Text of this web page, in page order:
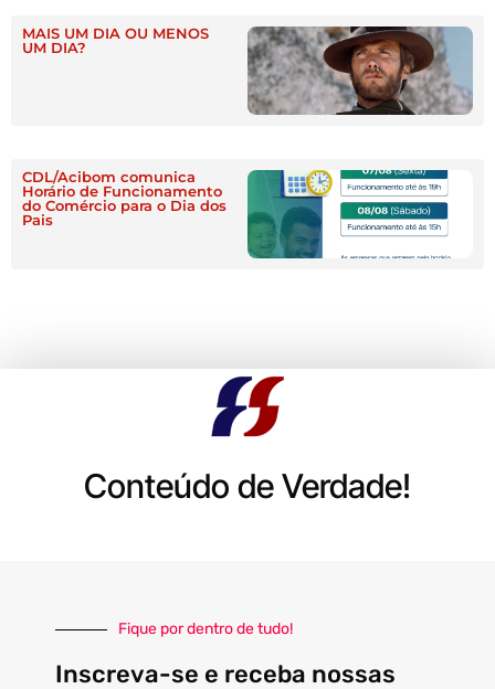
MAIS UM DIA OU MENOS
UM DIA?
CDL/Acibom comunica
Horário de Funcionamento
do Comércio para o Dia dos
Pais
Conteúdo de Verdade!
Fique por dentro de tudo!
Inscreva-se e receba nossas